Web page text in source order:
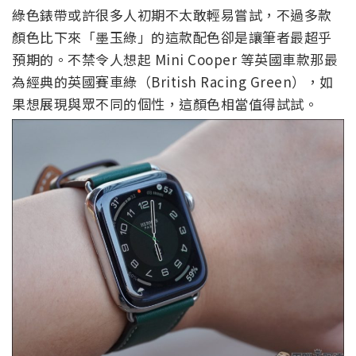
綠色錶帶或許很多人初期不太敢輕易嘗試，不過多款
顏色比下來「墨玉綠」的這款配色卻是讓筆者最超乎
預期的。不禁令人想起 Mini Cooper 等英國車款那最
為經典的英國賽車綠（British Racing Green），如
果想展現與眾不同的個性，這顏色相當值得試試。